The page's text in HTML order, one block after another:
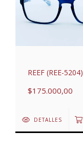
REEF (REE-5204)
$175.000,00
DETALLES